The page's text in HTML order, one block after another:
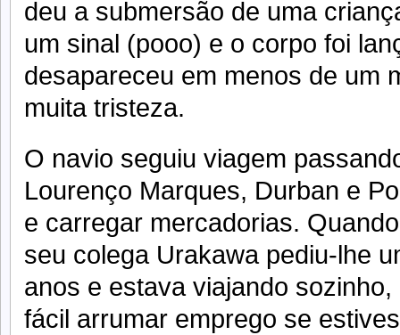
deu a submersão de uma
um sinal (pooo) e o corpo foi
desapareceu em menos de um
muita tristeza.
O navio seguiu viagem
Lourenço Marques, Durban e
e carregar mercadorias.
seu colega Urakawa pediu-lhe
anos e estava viajando
fácil arrumar emprego se